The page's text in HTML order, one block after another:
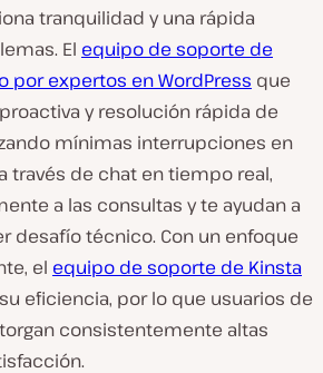
tranquilidad y una rápida
El equipo de soporte de
por expertos en WordPress que
y resolución rápida de
mínimas interrupciones en
través de chat en tiempo real,
a las consultas y te ayudan a
desafío técnico. Con un enfoque
el equipo de soporte de Kinsta
eficiencia, por lo que usuarios de
consistentemente altas